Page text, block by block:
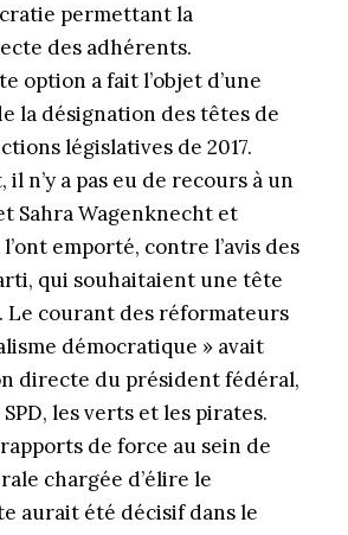
permettant la
des adhérents.
option a fait l’objet d’une
la désignation des têtes de
législatives de 2017.
n’y a pas eu de recours à un
Sahra Wagenknecht et
emporté, contre l’avis des
qui souhaitaient une tête
Le courant des réformateurs
démocratique » avait
directe du président fédéral,
les verts et les pirates.
de force au sein de
chargée d’élire le
aurait été décisif dans le